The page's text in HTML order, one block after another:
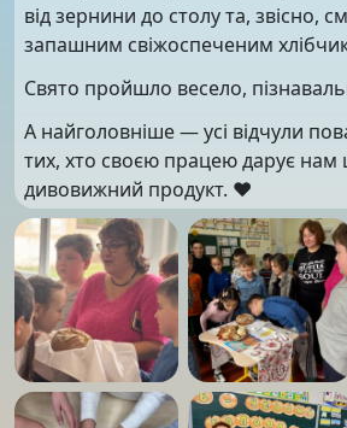
від зернини до столу та, звісно,
запашним свіжоспеченим
Свято пройшло весело,
А найголовніше — усі відчули
тих, хто своєю працею дарує
дивовижний продукт. ❤️